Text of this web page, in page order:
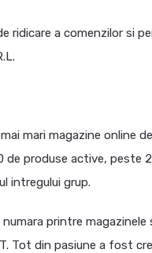
ridicare a comenzilor si
mari magazine online
de produse active,
intregului grup.
numara printre
Tot din pasiune a fost